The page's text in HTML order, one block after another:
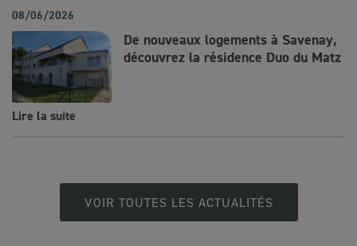
08/06/2026
De nouveaux logements à Savenay,
découvrez la résidence Duo du Matz
Lire la suite
VOIR TOUTES LES ACTUALITÉS